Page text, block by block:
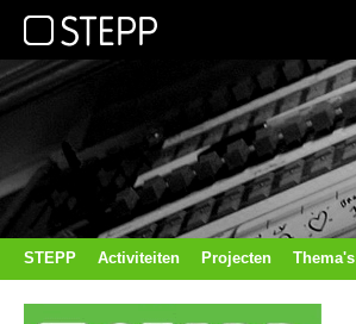
STEPP Activiteiten Projecten Thema's